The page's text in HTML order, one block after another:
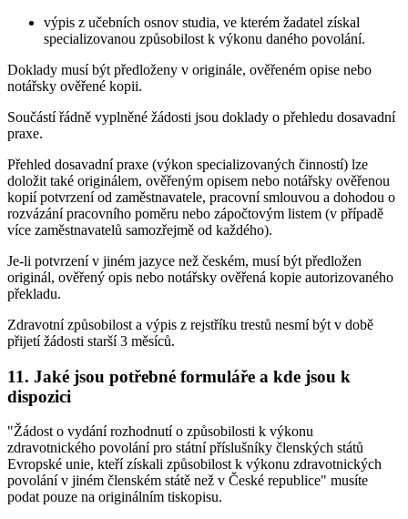
výpis z učebních osnov studia, ve kterém žadatel získal
specializovanou způsobilost k výkonu daného povolání.
Doklady musí být předloženy v originále, ověřeném opise nebo
notářsky ověřené kopii.
Součástí řádně vyplněné žádosti jsou doklady o přehledu dosavadní
praxe.
Přehled dosavadní praxe (výkon specializovaných činností) lze
doložit také originálem, ověřeným opisem nebo notářsky ověřenou
kopií potvrzení od zaměstnavatele, pracovní smlouvou a dohodou o
rozvázání pracovního poměru nebo zápočtovým listem (v případě
více zaměstnavatelů samozřejmě od každého).
Je-li potvrzení v jiném jazyce než českém, musí být předložen
originál, ověřený opis nebo notářsky ověřená kopie autorizovaného
překladu.
Zdravotní způsobilost a výpis z rejstříku trestů nesmí být v době
přijetí žádosti starší 3 měsíců.
11. Jaké jsou potřebné formuláře a kde jsou k
dispozici
"Žádost o vydání rozhodnutí o způsobilosti k výkonu
zdravotnického povolání pro státní příslušníky členských států
Evropské unie, kteří získali způsobilost k výkonu zdravotnických
povolání v jiném členském státě než v České republice" musíte
podat pouze na originálním tiskopisu.